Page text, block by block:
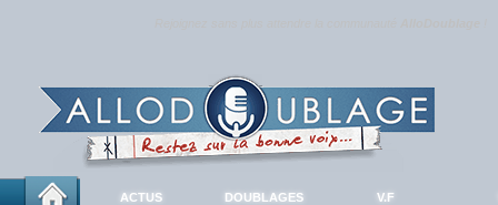
ACTUS DOUBLAGES V.F